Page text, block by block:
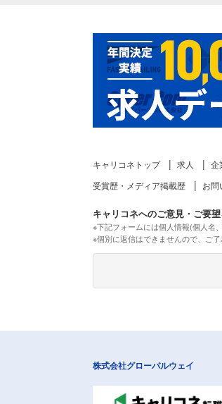
キャリコネトップ 求人 企
受賞歴・メディア掲載歴
お問
キャリコネへのご意見・ご要
※下記フォームには個人情報(個人名
※個別に返信はできませんので、ご了
株式会社グローバルウェイ